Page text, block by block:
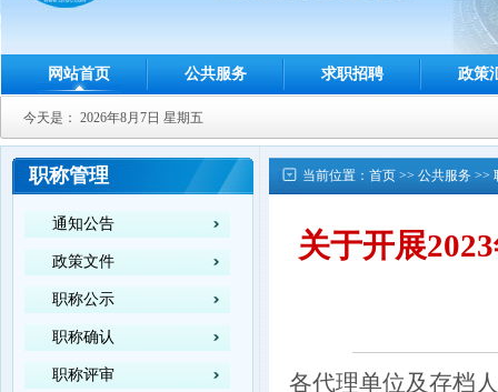
网站首页 公共服务 求职招聘 政策
今天是： 2026年8月7日 星期五
职称管理
通知公告
政策文件
职称公示
职称确认
职称评审
当前位置： 首页 >> 公共服务 >>
关于开展
各代理单位及存档